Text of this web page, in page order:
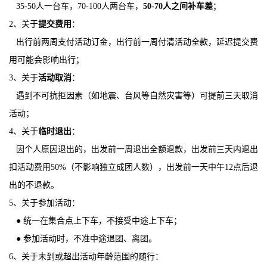
35-50人一台车，70-100人两台车， 50-70人之间补车差；
2、关于提交费用 ：
出行前两周支付活动订金，出行前一周付清活动全款，延迟提交费
用可能会影响出行；
3、关于活动取消 ：
遇到不可抗拒因素（如地震、台风等自然灾害等）可提前三天取消
活动；
4、关于 临时退出 ：
因个人原因退出的，出发前一周退出全额退款，出发前三天内退出
扣活动费用50%（不影响独立成团人数），出发前一天中午12点后退
出的不退款。
5、关于参加活动：
● 统一在集合点上下车，不接受中途上下车；
● 参加活动时，不准中途退团、离团。
6、关于未到或超出活动年龄范围的随行：